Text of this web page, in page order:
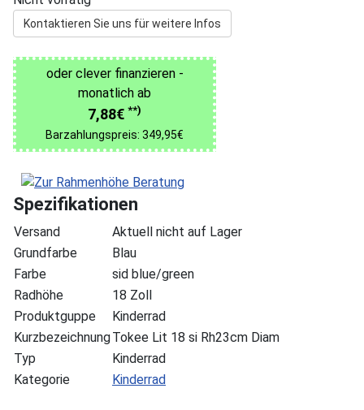
Kontaktieren Sie uns für weitere Infos
oder clever finanzieren -
monatlich ab
7,88€ **)
Barzahlungspreis: 349,95€
Spezifikationen
Versand
Aktuell nicht auf Lager
Grundfarbe
Blau
Farbe
sid blue/green
Radhöhe
18 Zoll
Produktguppe
Kinderrad
KurzbezeichnungTokee Lit 18 si Rh23cm Diam
Typ
Kinderrad
Kategorie
Kinderrad